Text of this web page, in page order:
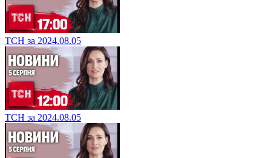
ТСН за 2024.08.05
ТСН за 2024.08.05